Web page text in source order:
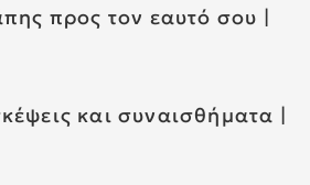
προς τον εαυτό σου |
και συναισθήματα |